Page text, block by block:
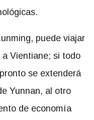
puede viajar
Vientiane; si todo
se extenderá
Yunnan, al otro
de economía